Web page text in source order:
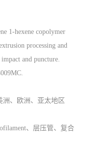
1-hexene copolymer
processing and
and puncture.
、欧洲、亚太地区
、层压管、复合